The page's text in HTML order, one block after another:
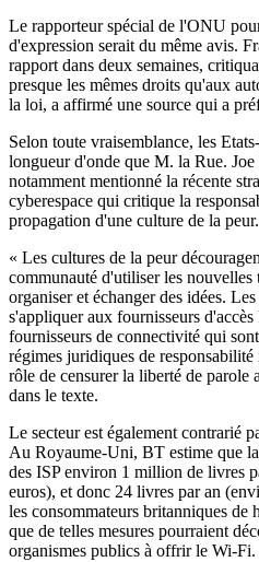
Le rapporteur spécial de l'ONU
d'expression serait du même avis.
rapport dans deux semaines,
presque les mêmes droits qu'aux
la loi, a affirmé une source qui a
Selon toute vraisemblance, les
longueur d'onde que M. la Rue.
notamment mentionné la récente
cyberespace qui critique la
propagation d'une culture de la peur.
« Les cultures de la peur
communauté d'utiliser les nouvelles
organiser et échanger des idées.
s'appliquer aux fournisseurs
fournisseurs de connectivité qui
régimes juridiques de
rôle de censurer la liberté de parole
dans le texte.
Le secteur est également contrarié
Au Royaume-Uni, BT estime que
des ISP environ 1 million de livres
euros), et donc 24 livres par an
les consommateurs britanniques de
que de telles mesures pourraient
organismes publics à offrir le Wi-Fi.